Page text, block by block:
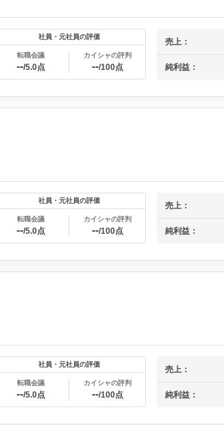
社員・元社員の評価
転職会議
--/5.0点
カイシャの評判
--/100点
売上：
純利益：
社員・元社員の評価
転職会議
--/5.0点
カイシャの評判
--/100点
売上：
純利益：
社員・元社員の評価
転職会議
--/5.0点
カイシャの評判
--/100点
売上：
純利益：